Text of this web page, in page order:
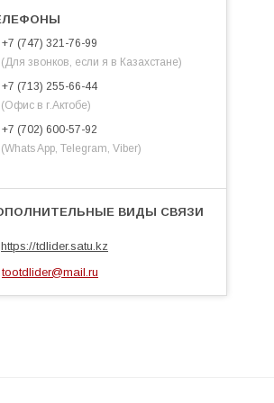
+7 (747) 321-76-99
(Для звонков, если я в Казахстане)
+7 (713) 255-66-44
(Офис в г.Актобе)
+7 (702) 600-57-92
(Whats App, Telegram, Viber)
https://tdlider.satu.kz
tootdlider@mail.ru